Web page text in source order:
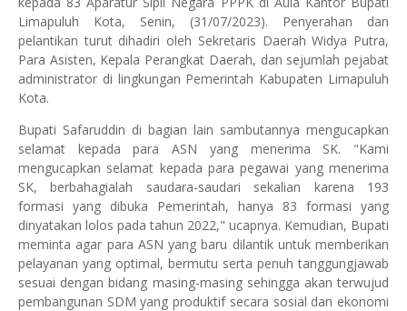
Limapuluh Kota, Senin, (31/07/2023). Penyerahan dan
pelantikan turut dihadiri oleh Sekretaris Daerah Widya Putra,
Para Asisten, Kepala Perangkat Daerah, dan sejumlah pejabat
administrator di lingkungan Pemerintah Kabupaten Limapuluh
Kota.
Bupati Safaruddin di bagian lain sambutannya mengucapkan
selamat kepada para ASN yang menerima SK. "Kami
mengucapkan selamat kepada para pegawai yang menerima
SK, berbahagialah saudara-saudari sekalian karena 193
formasi yang dibuka Pemerintah, hanya 83 formasi yang
dinyatakan lolos pada tahun 2022," ucapnya. Kemudian, Bupati
meminta agar para ASN yang baru dilantik untuk memberikan
pelayanan yang optimal, bermutu serta penuh tanggungjawab
sesuai dengan bidang masing-masing sehingga akan terwujud
pembangunan SDM yang produktif secara sosial dan ekonomi